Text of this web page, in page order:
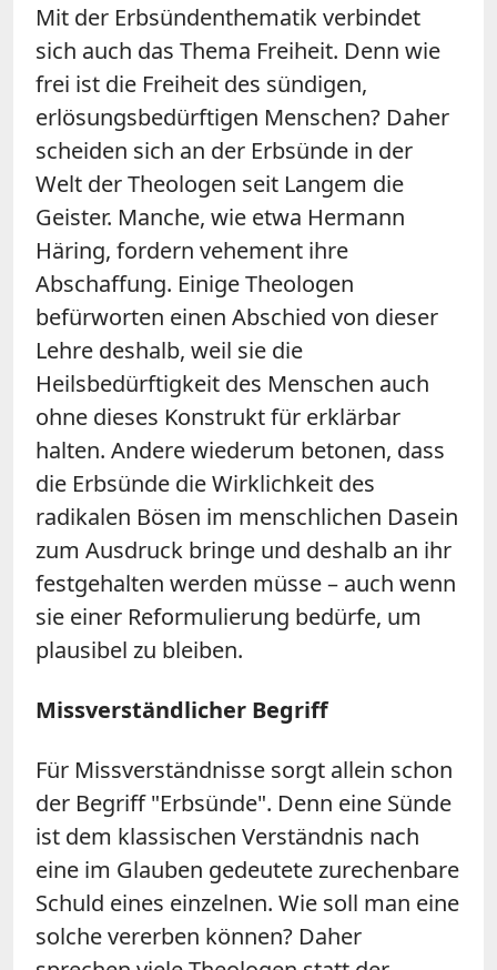
Mit der Erbsündenthematik verbindet
sich auch das Thema Freiheit. Denn wie
frei ist die Freiheit des sündigen,
erlösungsbedürftigen Menschen? Daher
scheiden sich an der Erbsünde in der
Welt der Theologen seit Langem die
Geister. Manche, wie etwa Hermann
Häring, fordern vehement ihre
Abschaffung. Einige Theologen
befürworten einen Abschied von dieser
Lehre deshalb, weil sie die
Heilsbedürftigkeit des Menschen auch
ohne dieses Konstrukt für erklärbar
halten. Andere wiederum betonen, dass
die Erbsünde die Wirklichkeit des
radikalen Bösen im menschlichen Dasein
zum Ausdruck bringe und deshalb an ihr
festgehalten werden müsse – auch wenn
sie einer Reformulierung bedürfe, um
plausibel zu bleiben.
Missverständlicher Begriff
Für Missverständnisse sorgt allein schon
der Begriff "Erbsünde". Denn eine Sünde
ist dem klassischen Verständnis nach
eine im Glauben gedeutete zurechenbare
Schuld eines einzelnen. Wie soll man eine
solche vererben können? Daher